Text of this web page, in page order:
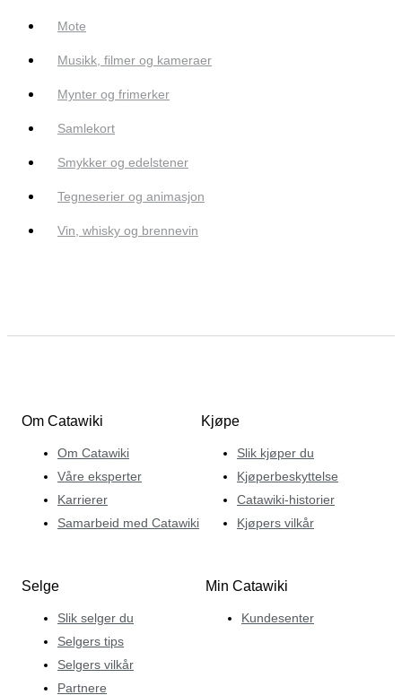
Mote
Musikk, filmer og kameraer
Mynter og frimerker
Samlekort
Smykker og edelstener
Tegneserier og animasjon
Vin, whisky og brennevin
Om Catawiki
Om Catawiki
Våre eksperter
Karrierer
Samarbeid med Catawiki
Kjøpe
Slik kjøper du
Kjøperbeskyttelse
Catawiki-historier
Kjøpers vilkår
Selge
Slik selger du
Selgers tips
Selgers vilkår
Partnere
Min Catawiki
Kundesenter